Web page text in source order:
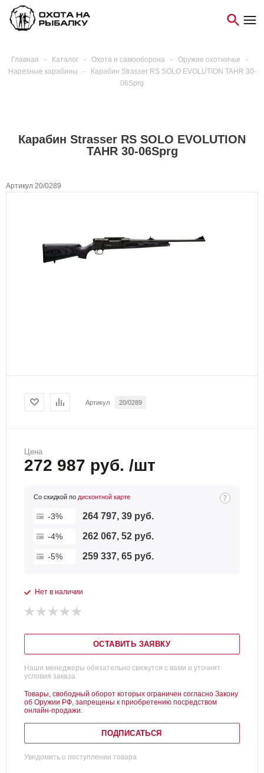
Главная - Каталог - Охота и самооборона - Оружие охотничье
-
Нарезные карабины
-
Карабин Strasser RS SOLO EVOLUTION TAHR 30-
06Sprg
Карабин Strasser RS SOLO EVOLUTION
TAHR 30-06Sprg
Артикул 20/0289
Артикул 20/0289
Цена
272 987 руб. /шт
Со скидкой по дисконтной карте
-3% 264 797, 39 руб.
-4% 262 067, 52 руб.
-5% 259 337, 65 руб.
Нет в наличии
ОСТАВИТЬ ЗАЯВКУ
Наши менеджеры обязательно свяжутся с вами и уточнят
условия заказа
Товары, свободный оборот которых ограничен согласно Закону
об Оружии РФ, запрещены к приобретению посредством
онлайн-продажи.
ПОДПИСАТЬСЯ
Уведомить о поступлении товара